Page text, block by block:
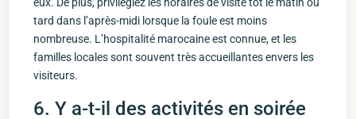
tard dans ​l’après-midi⁢ lorsque la foule est moins
nombreuse. L’hospitalité ⁢marocaine est connue, et‌ les
familles locales sont souvent⁢ très accueillantes envers les
visiteurs.
6. Y a-t-il‌ des activités en ‌soirée